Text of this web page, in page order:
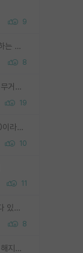
9
open ai가 ai대장아님? 그럼 쟤가 하는 말이 다 맞겠네
8
신생랩 1기 출신인데 신생랩은 줠라 무거운 바벨 같은거임. 들면 대박인데 못들면 깔려 죽음. 아무도 알려주지 않는 환경에서 자생해야하지만, 일단 살아남았다면 그 어떤 사람보다 악착같고 생존력 높은 사람으로 거듭날 수 있음
19
뭐 토익같은게 되버린거죠 토익 900이라고 영어잘하는건 아닙니다만 잘하는사람은 다 900을 넘는 그런
10
11
그거도 아님 ai는 1등부터 9등까지 다 있음 그거도 없는 사람은 뭐냐 교수가 그냥 못하게 한거 1등급도 교수가 막으면 안됨
8
ㅋㅋㅋㅋㅋㅋ ㅠㅠ 그래서 일단 유명해지는게 중요한거같습니다